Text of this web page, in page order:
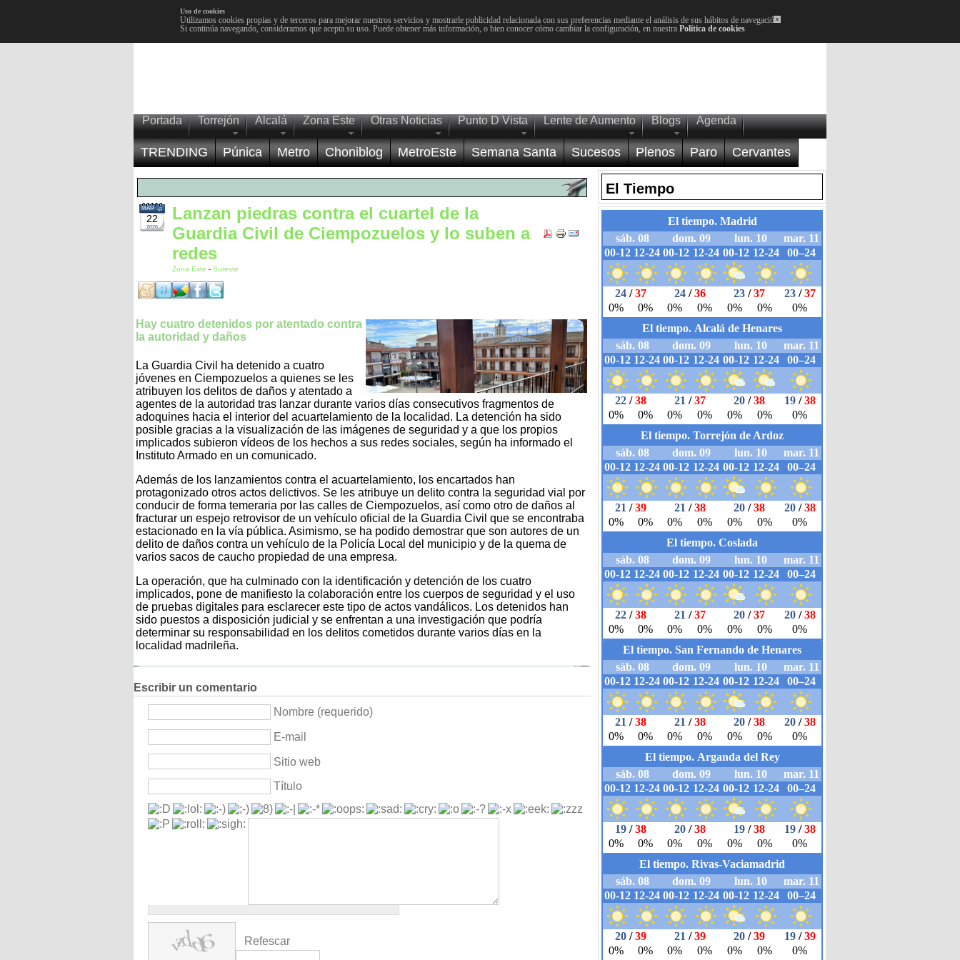
x
Uso de cookies
Utilizamos cookies propias y de terceros para mejorar nuestros servicios y mostrarle publicidad relacionada con sus preferencias mediante el análisis de sus hábitos de navegación.
Si continúa navegando, consideramos que acepta su uso. Puede obtener más información, o bien conocer cómo cambiar la configuración, en nuestra Política de cookies
Portada Torrejón Alcalá Zona Este Otras Noticias Punto D Vista Lente de Aumento Blogs Agenda
TRENDING Púnica Metro Choniblog MetroEste Semana Santa Sucesos Plenos Paro Cervantes
22
MAR
2026
Lanzan piedras contra el cuartel de la
Guardia Civil de Ciempozuelos y lo suben a
redes
Zona Este - Sureste
Hay cuatro detenidos por atentado contra
la autoridad y daños
La Guardia Civil ha detenido a cuatro
jóvenes en Ciempozuelos a quienes se les
atribuyen los delitos de daños y atentado a
agentes de la autoridad tras lanzar durante varios días consecutivos fragmentos de
adoquines hacia el interior del acuartelamiento de la localidad. La detención ha sido
posible gracias a la visualización de las imágenes de seguridad y a que los propios
implicados subieron vídeos de los hechos a sus redes sociales, según ha informado el
Instituto Armado en un comunicado.
Además de los lanzamientos contra el acuartelamiento, los encartados han
protagonizado otros actos delictivos. Se les atribuye un delito contra la seguridad vial por
conducir de forma temeraria por las calles de Ciempozuelos, así como otro de daños al
fracturar un espejo retrovisor de un vehículo oficial de la Guardia Civil que se encontraba
estacionado en la vía pública. Asimismo, se ha podido demostrar que son autores de un
delito de daños contra un vehículo de la Policía Local del municipio y de la quema de
varios sacos de caucho propiedad de una empresa.
La operación, que ha culminado con la identificación y detención de los cuatro
implicados, pone de manifiesto la colaboración entre los cuerpos de seguridad y el uso
de pruebas digitales para esclarecer este tipo de actos vandálicos. Los detenidos han
sido puestos a disposición judicial y se enfrentan a una investigación que podría
determinar su responsabilidad en los delitos cometidos durante varios días en la
localidad madrileña.
Escribir un comentario
Nombre (requerido)
E-mail
Sitio web
Título
Refescar
El Tiempo